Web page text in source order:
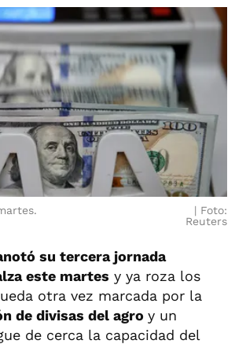
Foto:
Reuters
su tercera jornada
este martes y ya roza los
otra vez marcada por la
de divisas del agro y un
de cerca la capacidad del